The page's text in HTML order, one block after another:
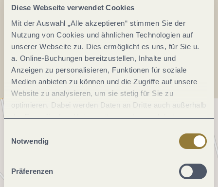
Diese Webseite verwendet Cookies
Mit der Auswahl „Alle akzeptieren“ stimmen Sie der
Nutzung von Cookies und ähnlichen Technologien auf
unserer Webseite zu. Dies ermöglicht es uns, für Sie u.
a. Online-Buchungen bereitzustellen, Inhalte und
Anzeigen zu personalisieren, Funktionen für soziale
Medien anbieten zu können und die Zugriffe auf unsere
Website zu analysieren, um sie stetig für Sie zu
optimieren. Dabei werden Daten an Dritte auch außerhalb
der Europäischen Union weitergegeben und dort
jederzeit widerrufen werden. Mit der Auswahl "Alle
ablehnen" kann es zu Beeinträchtigungen in der Nutzung
Notwendig
Präferenzen
E-Mail:info@feuerwehr-reil.de
Anreise planen